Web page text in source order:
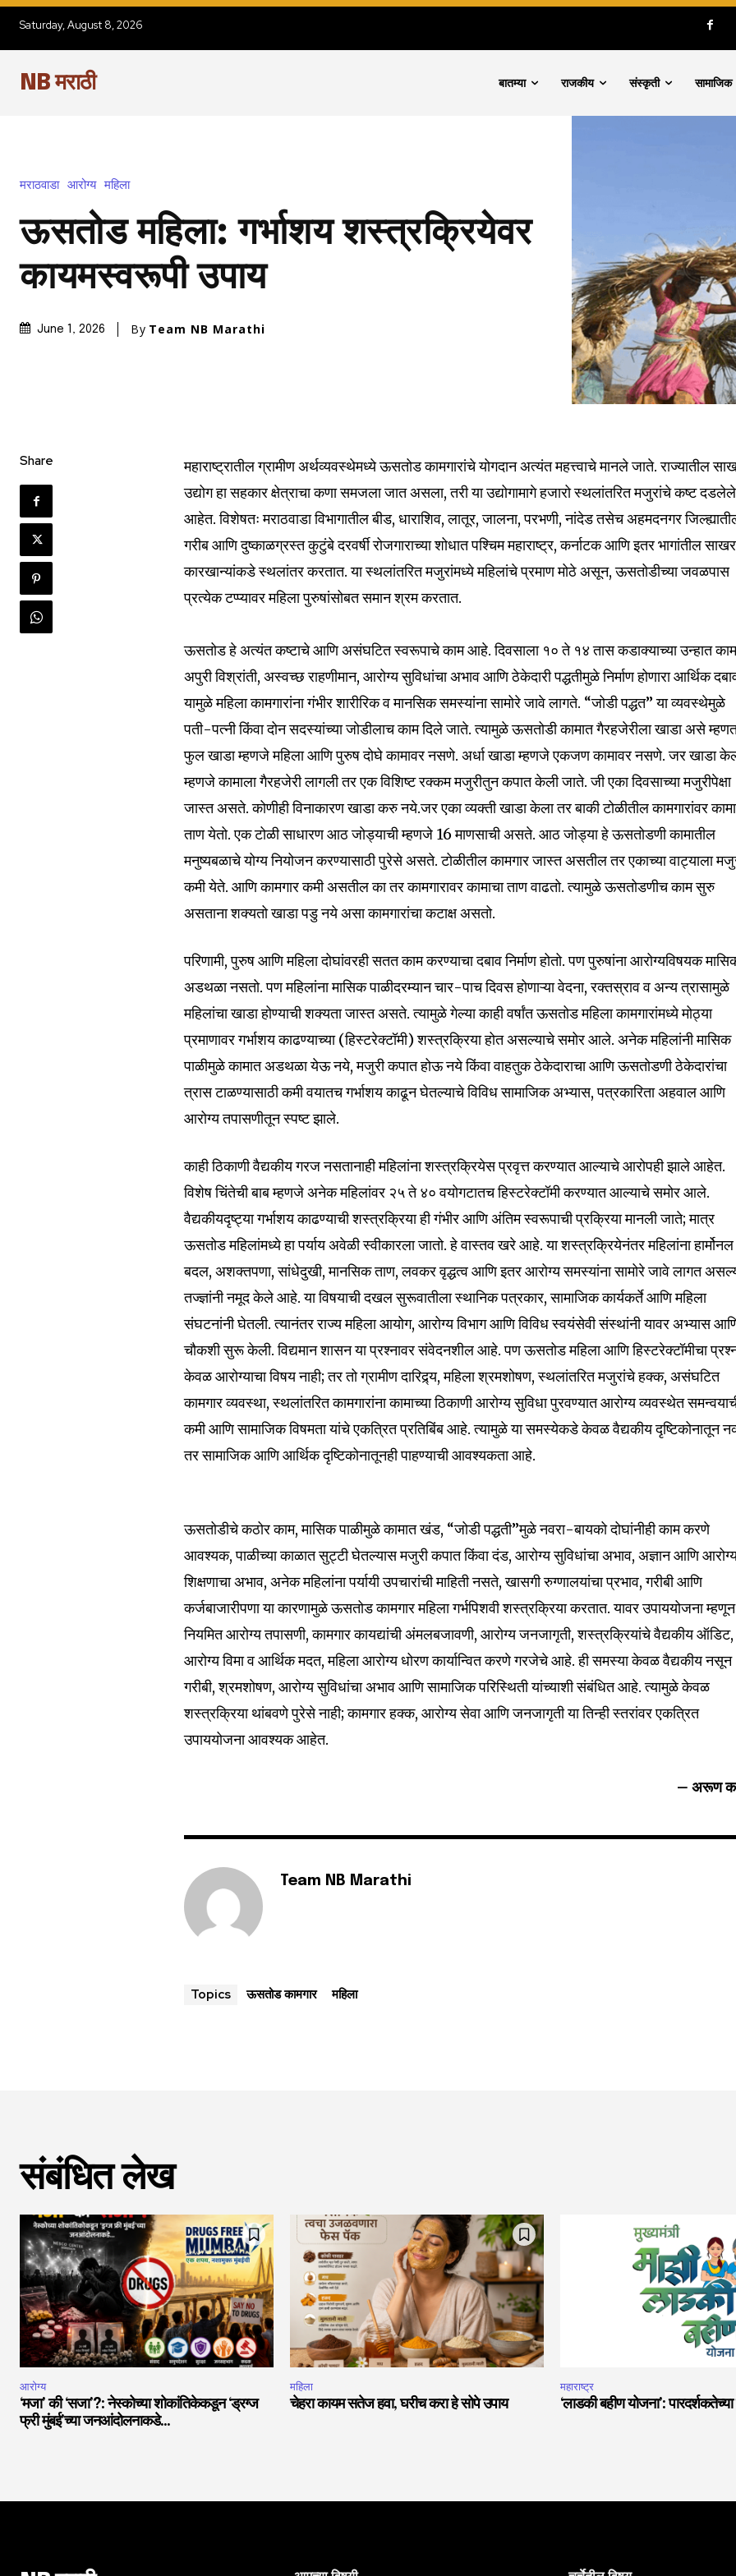
Join our community of
SUBSCRIBERS and be part
of the conversation.
To subscribe, simply enter your email address on our website or click
the subscribe button below. Don't worry, we respect your privacy and
won't spam your inbox. Your information is safe with us.
6,300
Fans
32,111
Followers
Saturday, August 8, 2026
NB मराठी बातम्या राजकीय संस्कृती सामाजिक
मराठवाडा आरोग्य महिला
ऊसतोड महिला: गर्भाशय शस्त्रक्रियेवर
कायमस्वरूपी उपाय
June 1, 2026 By Team NB Marathi
Share
महाराष्ट्रातील ग्रामीण अर्थव्यवस्थेमध्ये ऊसतोड कामगारांचे योगदान अत्यंत महत्त्वाचे मानले जाते. राज्यातील
उद्योग हा सहकार क्षेत्राचा कणा समजला जात असला, तरी या उद्योगामागे हजारो स्थलांतरित मजुरांचे कष्ट दडलेले
आहेत. विशेषतः मराठवाडा विभागातील बीड, धाराशिव, लातूर, जालना, परभणी, नांदेड तसेच अहमदनगर
गरीब आणि दुष्काळग्रस्त कुटुंबे दरवर्षी रोजगाराच्या शोधात पश्चिम महाराष्ट्र, कर्नाटक आणि इतर भागांतील साखर
कारखान्यांकडे स्थलांतर करतात. या स्थलांतरित मजुरांमध्ये महिलांचे प्रमाण मोठे असून, ऊसतोडीच्या जवळपास
प्रत्येक टप्प्यावर महिला पुरुषांसोबत समान श्रम करतात.
ऊसतोड हे अत्यंत कष्टाचे आणि असंघटित स्वरूपाचे काम आहे. दिवसाला १० ते १४ तास कडाक्याच्या उन्हात
अपुरी विश्रांती, अस्वच्छ राहणीमान, आरोग्य सुविधांचा अभाव आणि ठेकेदारी पद्धतीमुळे निर्माण होणारा आर्थिक
यामुळे महिला कामगारांना गंभीर शारीरिक व मानसिक समस्यांना सामोरे जावे लागते. “जोडी पद्धत” या व्यवस्थेमुळे
पती-पत्नी किंवा दोन सदस्यांच्या जोडीलाच काम दिले जाते. त्यामुळे ऊसतोडी कामात गैरहजेरीला खाडा असे
फुल खाडा म्हणजे महिला आणि पुरुष दोघे कामावर नसणे. अर्धा खाडा म्हणजे एकजण कामावर नसणे. जर खाडा
म्हणजे कामाला गैरहजेरी लागली तर एक विशिष्ट रक्कम मजुरीतुन कपात केली जाते. जी एका दिवसाच्या मजुरीपेक्षा
जास्त असते. कोणीही विनाकारण खाडा करु नये.जर एका व्यक्ती खाडा केला तर बाकी टोळीतील कामगारांवर
ताण येतो. एक टोळी साधारण आठ जोड्याची म्हणजे 16 माणसाची असते. आठ जोड्या हे ऊसतोडणी कामातील
मनुष्यबळाचे योग्य नियोजन करण्यासाठी पुरेसे असते. टोळीतील कामगार जास्त असतील तर एकाच्या वाट्याला
कमी येते. आणि कामगार कमी असतील का तर कामगारावर कामाचा ताण वाढतो. त्यामुळे ऊसतोडणीच काम सुरु
असताना शक्यतो खाडा पडु नये असा कामगारांचा कटाक्ष असतो.
परिणामी, पुरुष आणि महिला दोघांवरही सतत काम करण्याचा दबाव निर्माण होतो. पण पुरुषांना आरोग्यविषयक
अडथळा नसतो. पण महिलांना मासिक पाळीदरम्यान चार-पाच दिवस होणाऱ्या वेदना, रक्तस्राव व अन्य त्रासामुळे
महिलांचा खाडा होण्याची शक्यता जास्त असते. त्यामुळे गेल्या काही वर्षांत ऊसतोड महिला कामगारांमध्ये मोठ्या
प्रमाणावर गर्भाशय काढण्याच्या (हिस्टरेक्टॉमी) शस्त्रक्रिया होत असल्याचे समोर आले. अनेक महिलांनी मासिक
पाळीमुळे कामात अडथळा येऊ नये, मजुरी कपात होऊ नये किंवा वाहतुक ठेकेदाराचा आणि ऊसतोडणी ठेकेदारांचा
त्रास टाळण्यासाठी कमी वयातच गर्भाशय काढून घेतल्याचे विविध सामाजिक अभ्यास, पत्रकारिता अहवाल आणि
आरोग्य तपासणीतून स्पष्ट झाले.
काही ठिकाणी वैद्यकीय गरज नसतानाही महिलांना शस्त्रक्रियेस प्रवृत्त करण्यात आल्याचे आरोपही झाले आहेत.
विशेष चिंतेची बाब म्हणजे अनेक महिलांवर २५ ते ४० वयोगटातच हिस्टरेक्टॉमी करण्यात आल्याचे समोर आले.
वैद्यकीयदृष्ट्या गर्भाशय काढण्याची शस्त्रक्रिया ही गंभीर आणि अंतिम स्वरूपाची प्रक्रिया मानली जाते; मात्र
ऊसतोड महिलांमध्ये हा पर्याय अवेळी स्वीकारला जातो. हे वास्तव खरे आहे. या शस्त्रक्रियेनंतर महिलांना हार्मोनल
बदल, अशक्तपणा, सांधेदुखी, मानसिक ताण, लवकर वृद्धत्व आणि इतर आरोग्य समस्यांना सामोरे जावे लागत
तज्ज्ञांनी नमूद केले आहे. या विषयाची दखल सुरूवातीला स्थानिक पत्रकार, सामाजिक कार्यकर्ते आणि महिला
संघटनांनी घेतली. त्यानंतर राज्य महिला आयोग, आरोग्य विभाग आणि विविध स्वयंसेवी संस्थांनी यावर अभ्यास
चौकशी सुरू केली. विद्यमान शासन या प्रश्नावर संवेदनशील आहे. पण ऊसतोड महिला आणि हिस्टरेक्टॉमीचा
केवळ आरोग्याचा विषय नाही; तर तो ग्रामीण दारिद्र्य, महिला श्रमशोषण, स्थलांतरित मजुरांचे हक्क, असंघटित
कामगार व्यवस्था, स्थलांतरित कामगारांना कामाच्या ठिकाणी आरोग्य सुविधा पुरवण्यात आरोग्य व्यवस्थेत
कमी आणि सामाजिक विषमता यांचे एकत्रित प्रतिबिंब आहे. त्यामुळे या समस्येकडे केवळ वैद्यकीय दृष्टिकोनातून
तर सामाजिक आणि आर्थिक दृष्टिकोनातूनही पाहण्याची आवश्यकता आहे.
ऊसतोडीचे कठोर काम, मासिक पाळीमुळे कामात खंड, “जोडी पद्धती”मुळे नवरा-बायको दोघांनीही काम करणे
आवश्यक, पाळीच्या काळात सुट्टी घेतल्यास मजुरी कपात किंवा दंड, आरोग्य सुविधांचा अभाव, अज्ञान आणि
शिक्षणाचा अभाव, अनेक महिलांना पर्यायी उपचारांची माहिती नसते, खासगी रुग्णालयांचा प्रभाव, गरीबी आणि
कर्जबाजारीपणा या कारणामुळे ऊसतोड कामगार महिला गर्भपिशवी शस्त्रक्रिया करतात. यावर उपाययोजना म्हणून
नियमित आरोग्य तपासणी, कामगार कायद्यांची अंमलबजावणी, आरोग्य जनजागृती, शस्त्रक्रियांचे वैद्यकीय ऑडिट,
आरोग्य विमा व आर्थिक मदत, महिला आरोग्य धोरण कार्यान्वित करणे गरजेचे आहे. ही समस्या केवळ वैद्यकीय नसून
गरीबी, श्रमशोषण, आरोग्य सुविधांचा अभाव आणि सामाजिक परिस्थिती यांच्याशी संबंधित आहे. त्यामुळे केवळ
शस्त्रक्रिया थांबवणे पुरेसे नाही; कामगार हक्क, आरोग्य सेवा आणि जनजागृती या तिन्ही स्तरांवर एकत्रित
उपाययोजना आवश्यक आहेत.
– अरूण
Team NB Marathi
Topics ऊसतोड कामगार महिला
संबंधित लेख
आरोग्य
‘मजा’ की ‘सजा’?: नेस्कोच्या शोकांतिकेकडून ‘ड्रग्ज
फ्री मुंबई’च्या जनआंदोलनाकडे…
महिला
चेहरा कायम सतेज हवा, घरीच करा हे सोपे उपाय
महाराष्ट्र
‘लाडकी बहीण योजना’: